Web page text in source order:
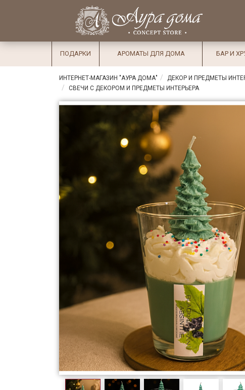
Избранное
×
СалоныДоставка
Оплата
Подарки
Ароматы
для дома
Столовые
приборы
ПОДАРКИ АРОМАТЫ ДЛЯ ДОМА БАР И
ИНТЕРНЕТ-МАГАЗИН "АУРА ДОМА" ДЕКОР И ПРЕДМЕТЫ
СВЕЧИ С ДЕКОРОМ И ПРЕДМЕТЫ ИНТЕРЬЕРА